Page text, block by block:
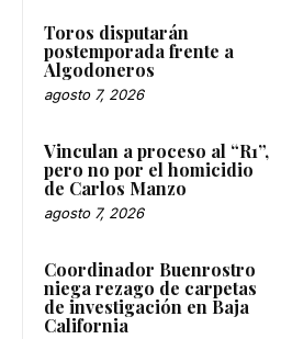
Toros disputarán
postemporada frente a
Algodoneros
agosto 7, 2026
Vinculan a proceso al “R1”,
pero no por el homicidio
de Carlos Manzo
agosto 7, 2026
Coordinador Buenrostro
niega rezago de carpetas
de investigación en Baja
California